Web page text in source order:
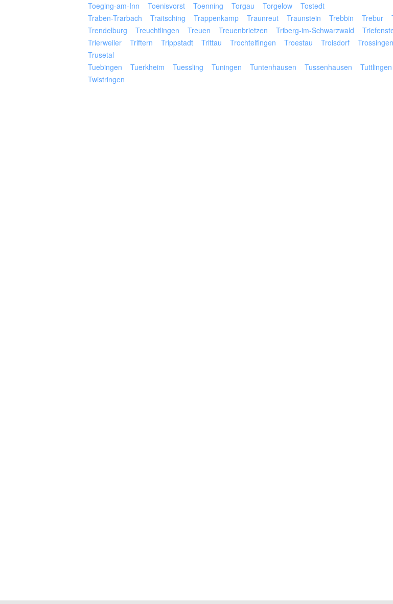
Toeging-am-Inn
Toenisvorst Toenning Torgau Torgelow
Tostedt
Traben-Trarbach
Traitsching Trappenkamp Traunreut Traunstein Trebbin Trebur
Trendelburg
Treuchtlingen Treuen Treuenbrietzen Triberg-im-Schwarzwald
Trierweiler
Triftern Trippstadt Trittau Trochtelfingen Troestau Troisdorf Trossingen
Trusetal
Tuebingen
Tuerkheim Tuessling Tuningen Tuntenhausen Tussenhausen Tuttlingen
Twistringen